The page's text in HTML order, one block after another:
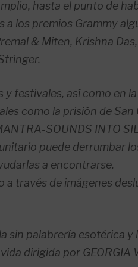
hasta el punto de
a los premios Grammy
& Miten, Krishna
y festivales, así como en
como la prisión de
SOUNDS INTO
puede derrumbar
a encontrarse.
a través de imágenes
sin palabrería esotérica
dirigida por GEORGIA